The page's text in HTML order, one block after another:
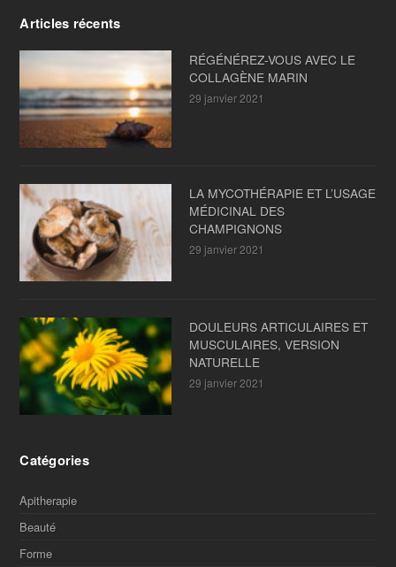
Articles récents
RÉGÉNÉREZ-VOUS AVEC LE
COLLAGÈNE MARIN
29 janvier 2021
LA MYCOTHÉRAPIE ET L’USAGE
MÉDICINAL DES
CHAMPIGNONS
29 janvier 2021
DOULEURS ARTICULAIRES ET
MUSCULAIRES, VERSION
NATURELLE
29 janvier 2021
Catégories
Apitherapie
Beauté
Forme